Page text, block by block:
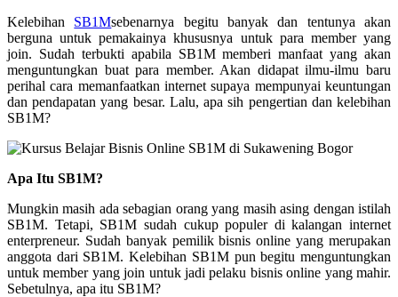
Kelebihan SB1Msebenarnya begitu banyak dan tentunya akan
berguna untuk pemakainya khususnya untuk para member yang
join. Sudah terbukti apabila SB1M memberi manfaat yang akan
menguntungkan buat para member. Akan didapat ilmu-ilmu baru
perihal cara memanfaatkan internet supaya mempunyai keuntungan
dan pendapatan yang besar. Lalu, apa sih pengertian dan kelebihan
SB1M?
Apa Itu SB1M?
Mungkin masih ada sebagian orang yang masih asing dengan istilah
SB1M. Tetapi, SB1M sudah cukup populer di kalangan internet
enterpreneur. Sudah banyak pemilik bisnis online yang merupakan
anggota dari SB1M. Kelebihan SB1M pun begitu menguntungkan
untuk member yang join untuk jadi pelaku bisnis online yang mahir.
Sebetulnya, apa itu SB1M?